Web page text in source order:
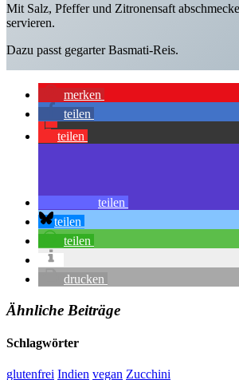
Mit Salz, Pfeffer und Zitronensaft
servieren.
Dazu passt gegarter Basmati-Reis.
merken
teilen
teilen
teilen
teilen
teilen
drucken
Ähnliche Beiträge
Schlagwörter
glutenfrei Indien vegan Zucchini